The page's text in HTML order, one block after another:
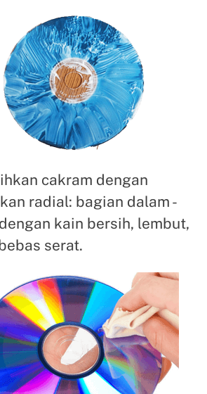
cakram dengan
radial: bagian dalam -
kain bersih, lembut,
serat.